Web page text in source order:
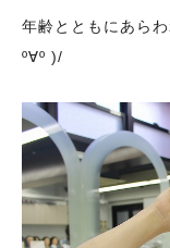
年齢とともにあら
º∀º )/